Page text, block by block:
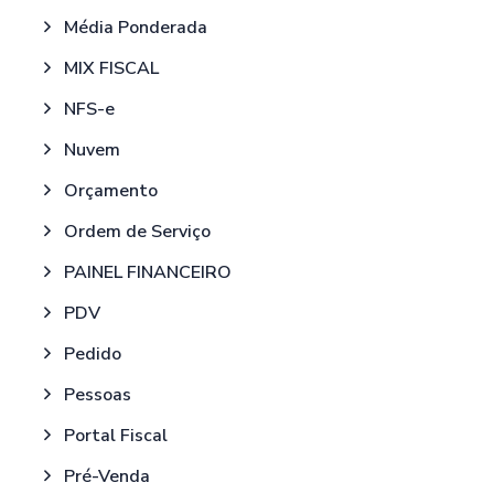
Média Ponderada
MIX FISCAL
NFS-e
Nuvem
Orçamento
Ordem de Serviço
PAINEL FINANCEIRO
PDV
Pedido
Pessoas
Portal Fiscal
Pré-Venda